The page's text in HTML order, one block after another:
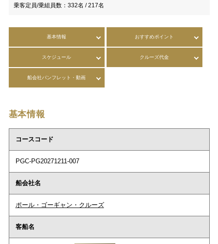
乗客定員/乗組員数： 332名 / 217名
基本情報 おすすめポイント
スケジュール クルーズ代金
船会社パンフレット・動画
基本情報
コースコード
PGC-PG20271211-007
船会社名
ポール・ゴーギャン・クルーズ
客船名